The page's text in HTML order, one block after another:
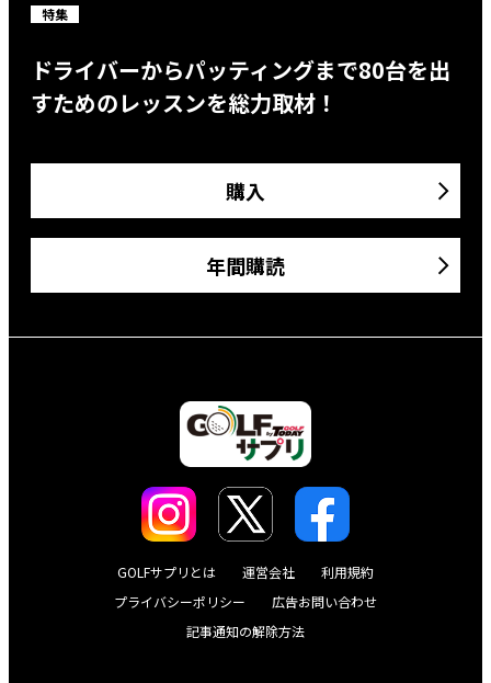
特集
ドライバーからパッティングまで80台を出
すためのレッスンを総力取材！
購入
年間購読
GOLFサプリとは 運営会社
利用規約
プライバシーポリシー
広告お問い合わせ
記事通知の解除方法